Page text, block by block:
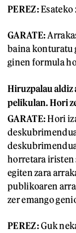
PEREZ:Esateko
GARATE:
baina konturatu
ginen formula
Hiruzpalau aldiz
pelikulan. Hori
GARATE:Hori
horretara iristen
egiten zara
publikoaren
zer emango
PEREZ:Guk